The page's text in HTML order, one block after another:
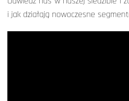
i jak działają nowoczesne